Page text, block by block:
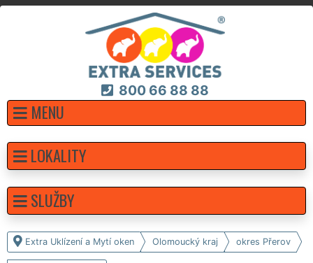
800 66 88 88
MENU
Extra Uklízení a Mytí oken Olomoucký kraj okres Přerov
LOKALITY
SLUŽBY